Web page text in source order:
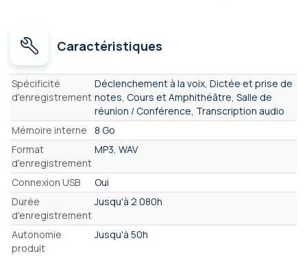
Caractéristiques
Caractéristiques
Spécificité
d'enregistrement
Déclenchement à la voix, Dictée et prise de
notes, Cours et Amphithéâtre, Salle de
réunion / Conférence, Transcription audio
Mémoire interne
8 Go
Format
d'enregistrement
MP3, WAV
Connexion USB
Oui
Durée
d'enregistrement
Jusqu'à 2 080h
Autonomie
produit
Jusqu'à 50h